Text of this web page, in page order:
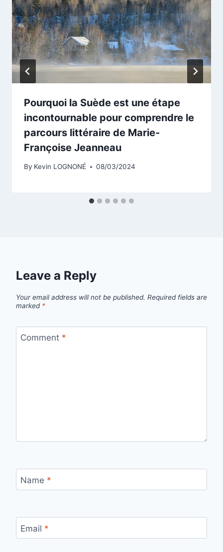
Pourquoi la Suède est une étape
incontournable pour comprendre le
parcours littéraire de Marie-
Françoise Jeanneau
By Kevin LOGNONÉ 08/03/2024
Leave a Reply
Your email address will not be published. Required fields are
marked *
Comment *
Name *
Email *